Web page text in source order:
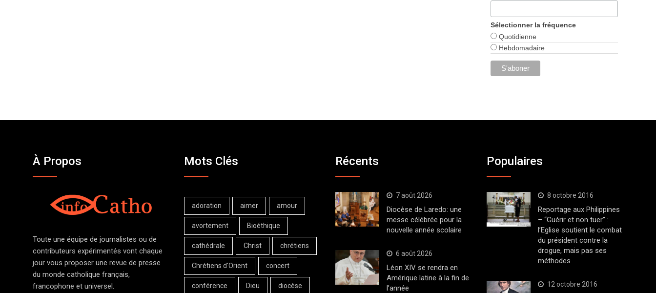
Sélectionner la fréquence
Quotidienne
Hebdomadaire
À Propos
Toute une équipe de journalistes ou de
contributeurs expérimentés vont chaque
jour vous proposer une revue de presse
du monde catholique français,
francophone et universel.
Mots Clés
adoration aimer amour
avortement Bioéthique
cathédrale Christ chrétiens
Chrétiens d'Orient concert
conférence Dieu diocèse
Récents
7 août 2026
Diocèse de Laredo: une
messe célébrée pour la
nouvelle année scolaire
6 août 2026
Léon XIV se rendra en
Amérique latine à la fin de
l’année
Populaires
8 octobre 2016
Reportage aux Philippines
– “Guérir et non tuer” :
l’Eglise soutient le combat
du président contre la
drogue, mais pas ses
méthodes
12 octobre 2016